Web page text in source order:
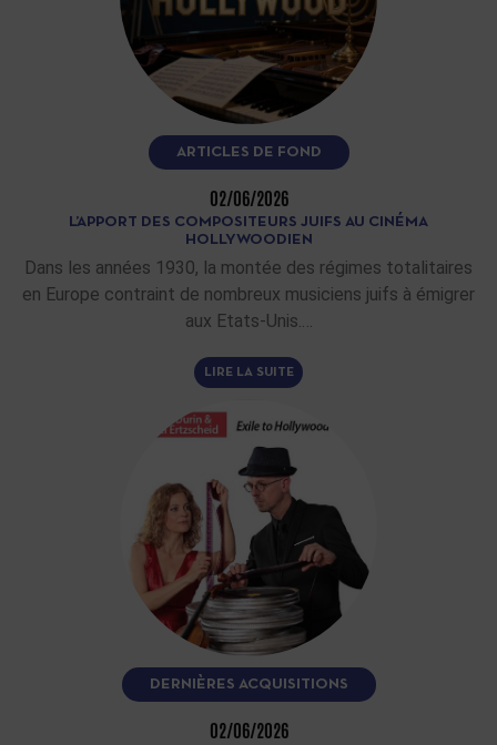
ARTICLES DE FOND
02/06/2026
L’APPORT DES COMPOSITEURS JUIFS AU CINÉMA
HOLLYWOODIEN
Dans les années 1930, la montée des régimes totalitaires
en Europe contraint de nombreux musiciens juifs à émigrer
aux Etats-Unis.…
LIRE LA SUITE
DERNIÈRES ACQUISITIONS
02/06/2026